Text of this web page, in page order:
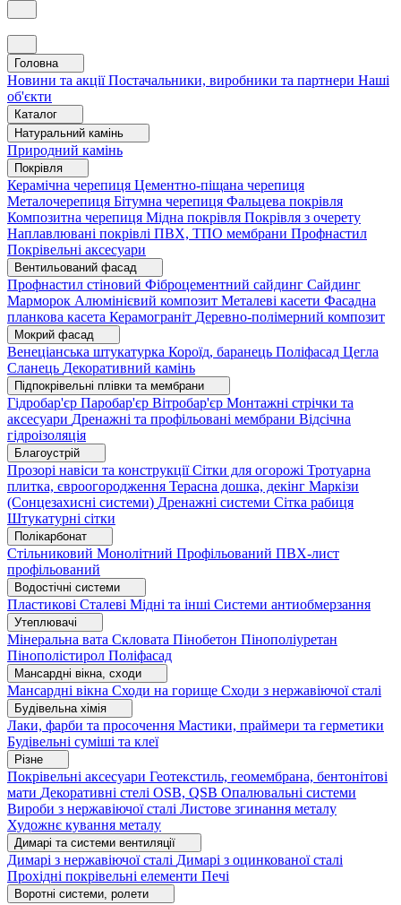
Головна
Новини та акціїПостачальники, виробники та партнери Наші
об'єкти
Каталог
Натуральний камінь
Природний камінь
Покрівля
Керамічна черепиця Цементно-піщана черепиця
Металочерепиця Бітумна черепиця Фальцева покрівля
Композитна черепиця Мідна покрівля Покрівля з очерету
Наплавлювані покрівлі ПВХ, ТПО мембрани Профнастил
Покрівельні аксесуари
Вентильований фасад
Профнастил стіновий Фіброцементний сайдинг Сайдинг
Марморок Алюмінієвий композит Металеві касети Фасадна
планкова касета Керамограніт Деревно-полімерний композит
Мокрий фасад
Венеціанська штукатурка Короїд, баранець Поліфасад Цегла
Сланець Декоративний камінь
Підпокрівельні плівки та мембрани
Гідробар'єр Паробар'єр Вітробар'єр Монтажні стрічки та
аксесуари Дренажні та профільовані мембрани Відсічна
гідроізоляція
Благоустрій
Прозорі навіси та конструкціїСітки для огорожі Тротуарна
плитка, євроогородження Терасна дошка, декінг Маркізи
(Сонцезахисні системи) Дренажні системи Сітка рабиця
Штукатурні сітки
Полікарбонат
Стільниковий Монолітний Профільований ПВХ-лист
профільований
Водостічні системи
Пластикові Сталеві Мідні та інші Системи антиобмерзання
Утеплювачі
Мінеральна вата Скловата Пінобетон Пінополіуретан
Пінополістирол Поліфасад
Мансардні вікна, сходи
Мансардні вікна Сходи на горище Сходи з нержавіючої сталі
Будівельна хімія
Лаки, фарби та просочення Мастики, праймери та герметики
Будівельні суміші та клеї
Різне
Покрівельні аксесуари Геотекстиль, геомембрана, бентонітові
мати Декоративні стелі OSB, QSB Опалювальні системи
Вироби з нержавіючої сталі Листове згинання металу
Художнє кування металу
Димарі та системи вентиляції
Димарі з нержавіючої сталі Димарі з оцинкованої сталі
Прохідні покрівельні елементи Печі
Воротні системи, ролети